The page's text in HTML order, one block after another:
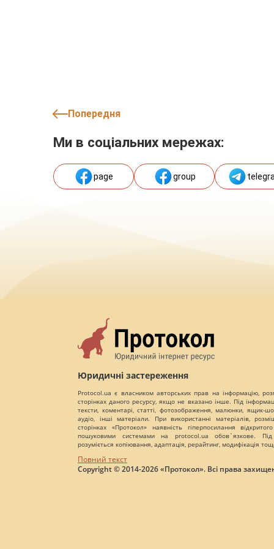
Попередня
Ми в соціальних мережах:
page group
Юридичні застереження
Protocol.ua є власником авторських прав на інформацію,
сторінках даного ресурсу, якщо не вказано інше. Під
тексти, коментарі, статті, фотозображення, малюнки, ящик-
аудіо, інші матеріали. При використанні матеріалів,
сторінках «Протокол» наявність гіперпосилання
пошуковими системами на protocol.ua обов`язкове. Під
розуміється копіювання, адаптація, рерайтинг, модифікація
Повний текст
Copyright © 2014-2026 «Протокол». Всі права